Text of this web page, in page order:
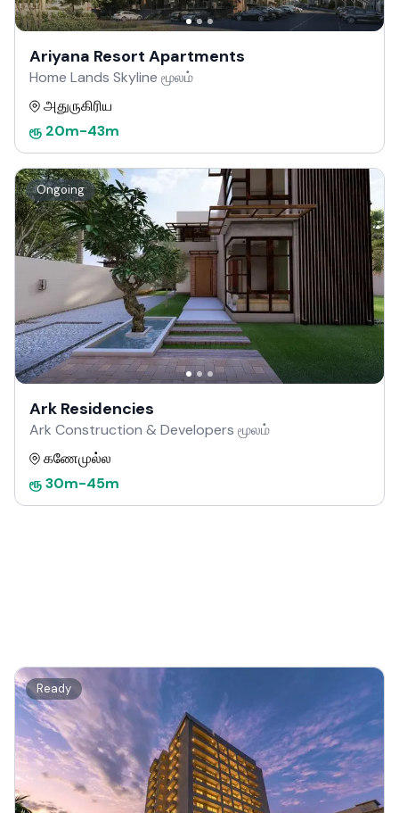
Ariyana Resort Apartments
Home Lands Skyline மூலம்
அதுருகிரிய
ரூ 20m-43m
Ongoing
Ark Residencies
Ark Construction & Developers மூலம்
கணேமுல்ல
ரூ30m-45m
Ready